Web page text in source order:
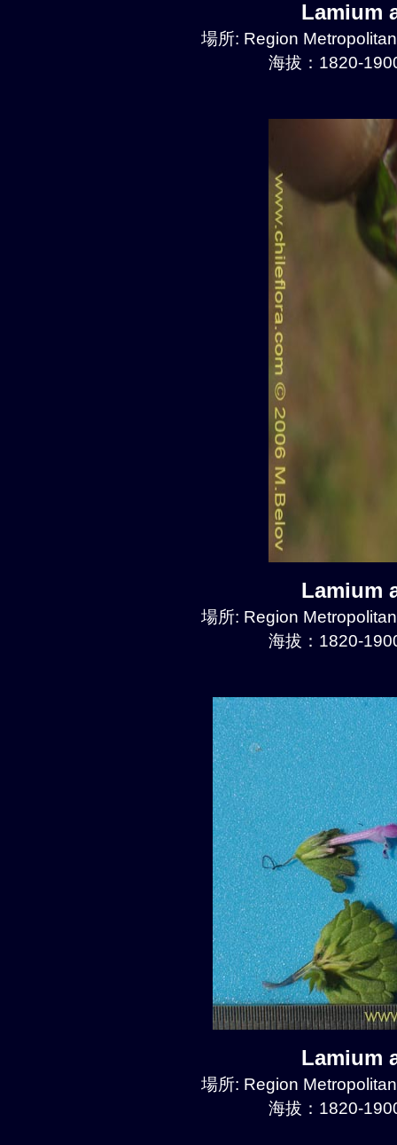
Lamium
場所: Region
海拔：1820-
Lamium
場所: Region
海拔：1820-
Lamium
場所: Region
海拔：1820-